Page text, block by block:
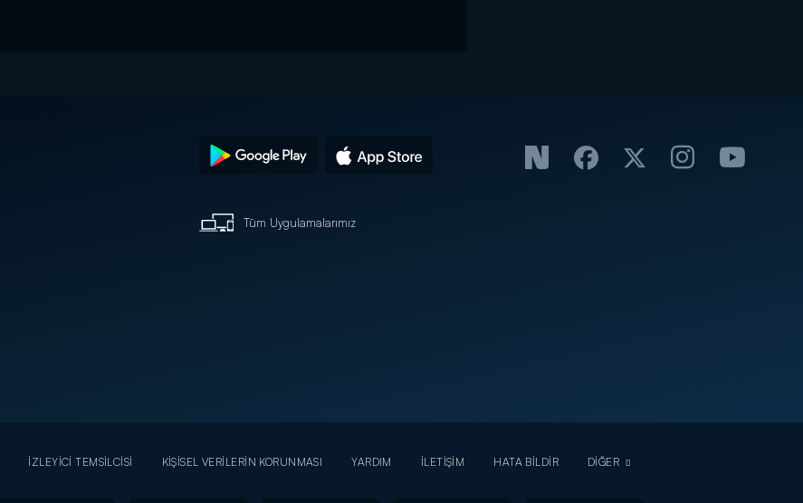
Tüm Uygulamalarımız
İZLEYİCİ TEMSİLCİSİ KİŞİSEL VERİLERİN KORUNMASI YARDIM İLETİŞİM HATA BİLDİR DİĞER